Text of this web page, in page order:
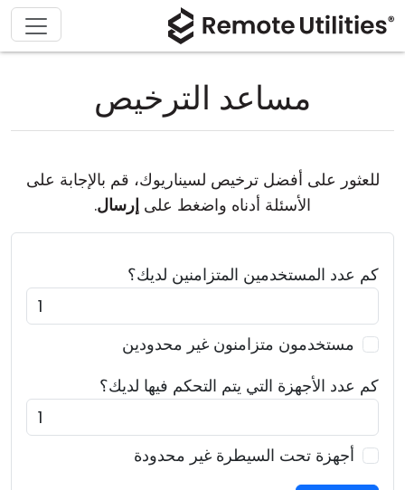
مساعد الترخيص
للعثور على أفضل ترخيص لسيناريوك، قم بالإجابة على
الأسئلة أدناه واضغط على إرسال.
كم عدد المستخدمين المتزامنين لديك؟
مستخدمون متزامنون غير محدودين
كم عدد الأجهزة التي يتم التحكم فيها لديك؟
أجهزة تحت السيطرة غير محدودة